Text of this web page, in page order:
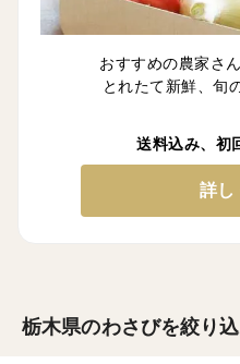
おすすめの農家さ
とれたて新鮮、旬
送料込み、初
詳し
栃木県のわさびを絞り